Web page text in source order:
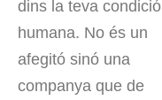
dins la teva condició
humana. No és un
afegitó sinó una
companya que de